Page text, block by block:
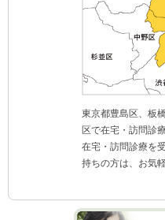
東京都豊島区、板
区で在宅・訪問診
在宅・訪問診療を
持ちの方は、お気